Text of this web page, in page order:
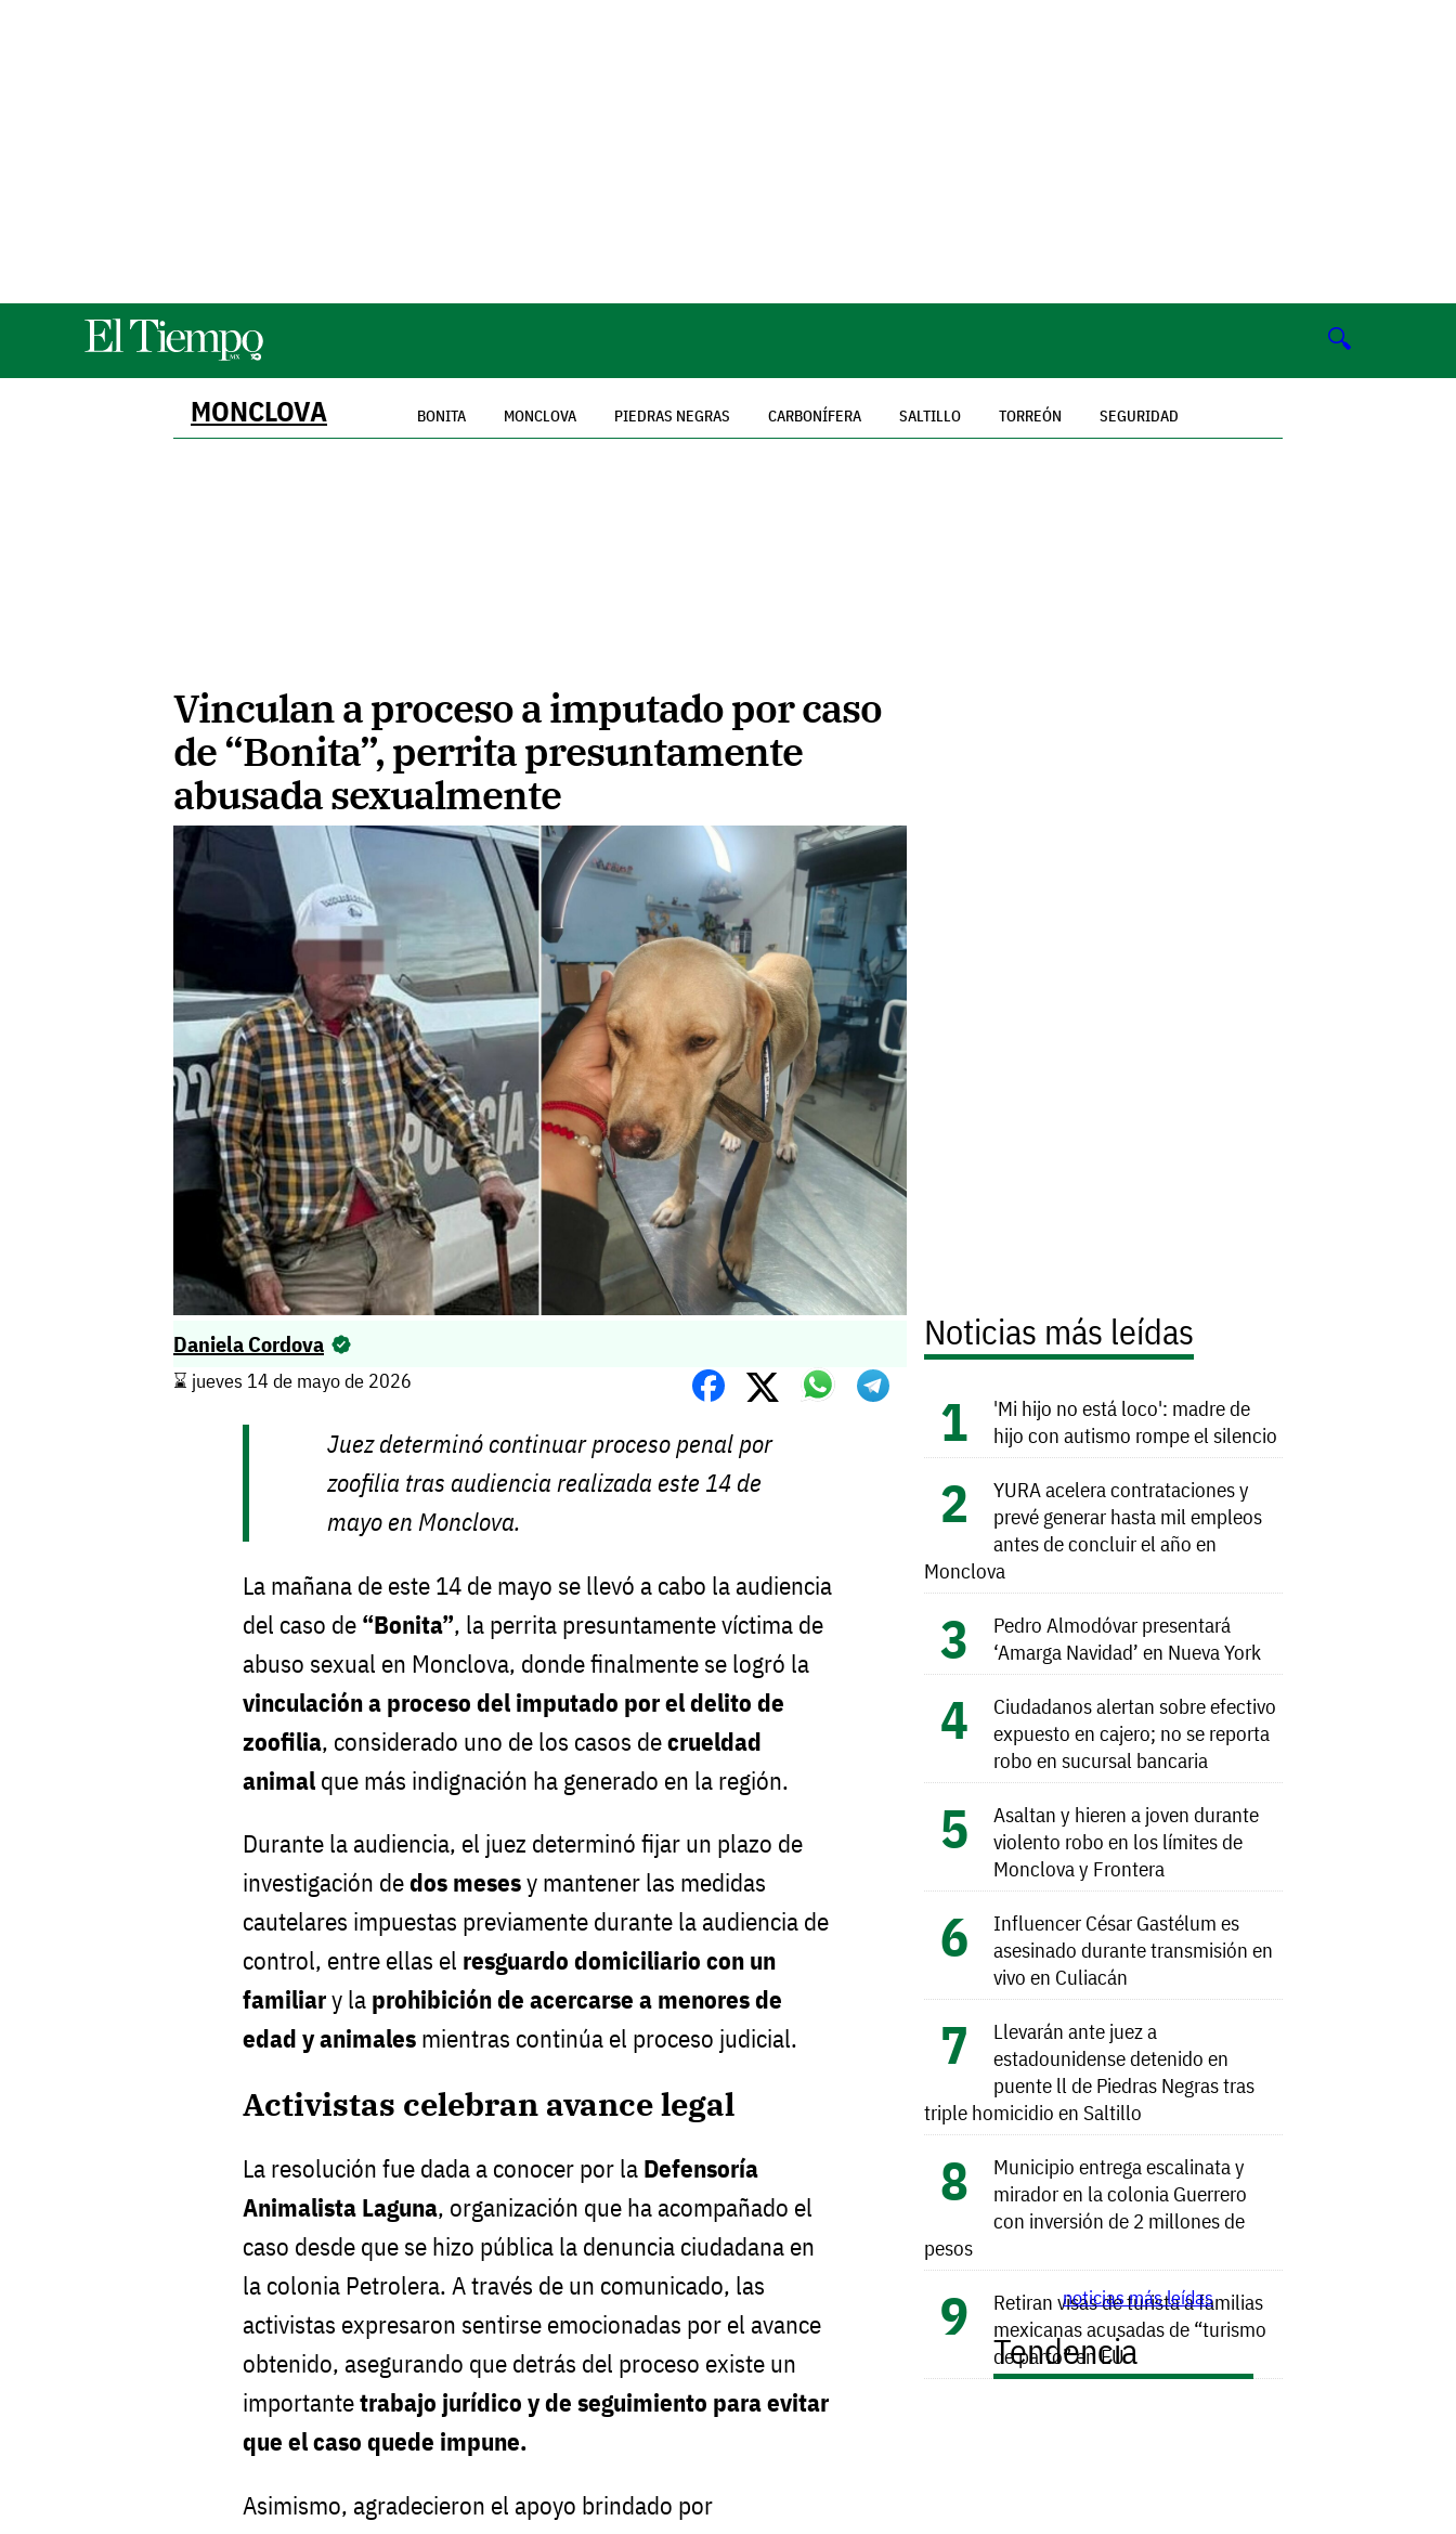
🔍
MONCLOVA BONITA MONCLOVA PIEDRAS NEGRAS CARBONÍFERA SALTILLO TORREÓN SEGURIDAD
Vinculan a proceso a imputado por caso
de “Bonita”, perrita presuntamente
abusada sexualmente
Daniela Cordova
⌛️ jueves 14 de mayo de 2026
Juez determinó continuar proceso penal por
zoofilia tras audiencia realizada este 14 de
mayo en Monclova.
La mañana de este 14 de mayo se llevó a cabo la audiencia
del caso de “Bonita”, la perrita presuntamente víctima de
abuso sexual en Monclova, donde finalmente se logró la
vinculación a proceso del imputado por el delito de
zoofilia, considerado uno de los casos decrueldad
animal que más indignación ha generado en la región.
Durante la audiencia, el juez determinó fijar un plazo de
investigación dedos mesesy mantener las medidas
cautelares impuestas previamente durante la audiencia de
control, entre ellas el resguardo domiciliario con un
familiary la prohibición de acercarse a menores de
edad y animales mientras continúa el proceso judicial.
Activistas celebran avance legal
La resolución fue dada a conocer por la Defensoría
Animalista Laguna, organización que ha acompañado el
caso desde que se hizo pública la denuncia ciudadana en
la colonia Petrolera. A través de un comunicado, las
activistas expresaron sentirse emocionadas por el avance
obtenido, asegurando que detrás del proceso existe un
importantetrabajo jurídico y de seguimiento para evitar
que el caso quede impune.
Asimismo, agradecieron el apoyo brindado por
Noticias más leídas
'Mi hijo no está loco': madre de
hijo con autismo rompe el silencio
YURA acelera contrataciones y
prevé generar hasta mil empleos
antes de concluir el año en
Monclova
Pedro Almodóvar presentará
‘Amarga Navidad’ en Nueva York
Ciudadanos alertan sobre efectivo
expuesto en cajero; no se reporta
robo en sucursal bancaria
Asaltan y hieren a joven durante
violento robo en los límites de
Monclova y Frontera
Influencer César Gastélum es
asesinado durante transmisión en
vivo en Culiacán
Llevarán ante juez a
estadounidense detenido en
puente ll de Piedras Negras tras
triple homicidio en Saltillo
Municipio entrega escalinata y
mirador en la colonia Guerrero
con inversión de 2 millones de
pesos
Retiran visas de turista a familias
mexicanas acusadas de “turismo
de parto” en EU
noticias más leídas
Tendencia